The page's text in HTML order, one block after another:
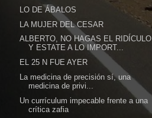
LO DE ÁBALOS
LA MUJER DEL CESAR
ALBERTO, NO HAGAS EL RIDÍCULO
Y ESTATE A LO IMPORT...
EL 25 N FUE AYER
La medicina de precisión sí, una
medicina de privi...
Un currículum impecable frente a una
crítica zafia